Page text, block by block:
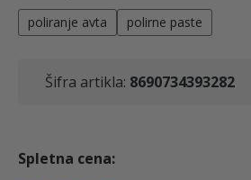
poliranje avta polirne paste
Šifra artikla: 8690734393282